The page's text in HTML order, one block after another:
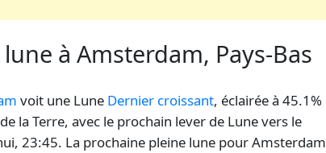
à Amsterdam, Pays-Bas
voit une Lune Dernier croissant, éclairée à 45.1%
la Terre, avec le prochain lever de Lune vers le
23:45. La prochaine pleine lune pour Amsterdam